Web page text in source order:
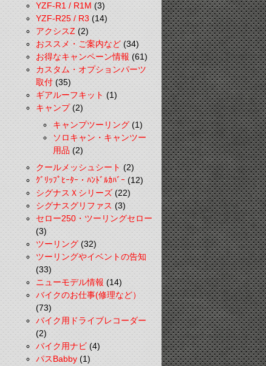
YZF-R1 / R1M(3)
YZF-R25 / R3(14)
アクシスZ(2)
おススメ・ご案内など(34)
お得なキャンペーン情報(61)
カスタム・オプションパーツ
取付(35)
ギアルーフキット(1)
キャンプ(2)
キャンプツーリング(1)
ソロキャン・キャンツー
用品(2)
クールメッシュシート(2)
ｸﾞﾘｯﾌﾟﾋｰﾀｰ・ﾊﾝﾄﾞﾙｶﾊﾞｰ(12)
シグナスＸシリーズ(22)
シグナスグリファス(3)
セロー250・ツーリングセロー
(3)
ツーリング(32)
ツーリングやイベントの告知
(33)
ニューモデル情報(14)
バイクのお仕事(修理など）
(73)
バイク用ドライブレコーダー
(2)
バイク用ナビ(4)
パスBabby(1)